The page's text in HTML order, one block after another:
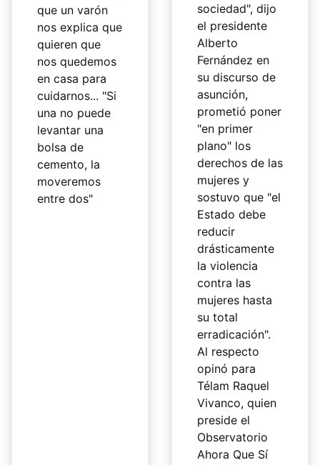
que un varón
nos explica que
quieren que
nos quedemos
en casa para
cuidarnos... "Si
una no puede
levantar una
bolsa de
cemento, la
moveremos
entre dos"
sociedad", dijo
el presidente
Alberto
Fernández en
su discurso de
asunción,
prometió poner
"en primer
plano" los
derechos de las
mujeres y
sostuvo que "el
Estado debe
reducir
drásticamente
la violencia
contra las
mujeres hasta
su total
erradicación".
Al respecto
opinó para
Télam Raquel
Vivanco, quien
preside el
Observatorio
Ahora Que Sí